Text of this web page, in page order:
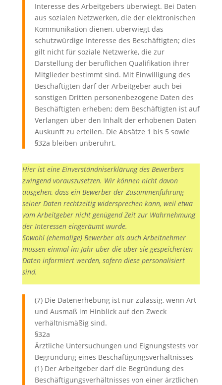
Interesse des Arbeitgebers überwiegt. Bei Daten
aus sozialen Netzwerken, die der elektronischen
Kommunikation dienen, überwiegt das
schutzwürdige Interesse des Beschäftigten; dies
gilt nicht für soziale Netzwerke, die zur
Darstellung der beruflichen Qualifikation ihrer
Mitglieder bestimmt sind. Mit Einwilligung des
Beschäftigten darf der Arbeitgeber auch bei
sonstigen Dritten personenbezogene Daten des
Beschäftigten erheben; dem Beschäftigten ist auf
Verlangen über den Inhalt der erhobenen Daten
Auskunft zu erteilen. Die Absätze 1 bis 5 sowie
§32a bleiben unberührt.
Hier ist eine Einverständniserklärung des Bewerbers
zwingend vorauszusetzen. Wir können nicht davon
ausgehen, dass ein Bewerber der Zusammenführung
seiner Daten rechtzeitig widersprechen kann, weil etwa
vom Arbeitgeber nicht genügend Zeit zur Wahrnehmung
der Interessen eingeräumt wurde.
Sowohl (ehemalige) Bewerber als auch Arbeitnehmer
müssen einmal im Jahr über die über sie gespeicherten
Daten informiert werden, sofern diese personalisiert
sind.
(7) Die Datenerhebung ist nur zulässig, wenn Art
und Ausmaß im Hinblick auf den Zweck
verhältnismäßig sind.
§32a
Ärztliche Untersuchungen und Eignungstests vor
Begründung eines Beschäftigungsverhältnisses
(1) Der Arbeitgeber darf die Begründung des
Beschäftigungsverhältnisses von einer ärztlichen